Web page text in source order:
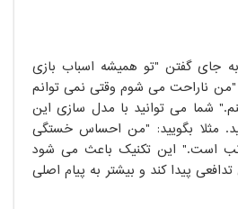
جای گفتن "تو همیشه اسباب بازی
"من ناراحت می شوم وقتی نمی توانم
شما می توانید با مدل سازی این
مثلاً بگویید: "من احساس خستگی
است." این تکنیک باعث می شود
پیدا کند و بیشتر به پیام اصلی